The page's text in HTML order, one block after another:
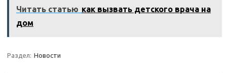
Читать статью как вызвать детского врача на
дом
Раздел: Новости